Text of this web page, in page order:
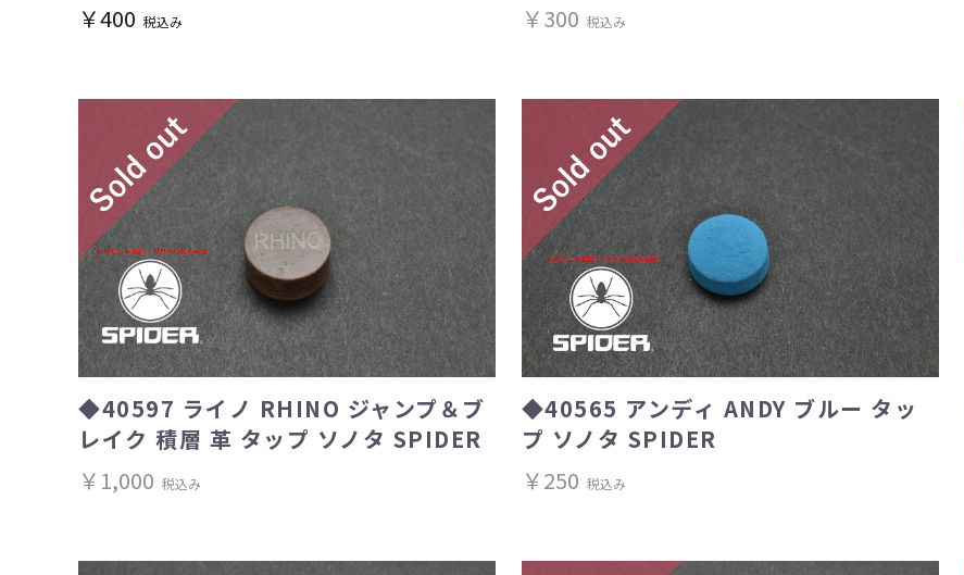
￥400 税込み
￥300 税込み
◆40597 ライノ RHINO ジャンプ＆ブ
レイク 積層 革 タップ ソノタ SPIDER
￥1,000 税込み
◆40565 アンディ ANDY ブルー タッ
プ ソノタ SPIDER
￥250 税込み